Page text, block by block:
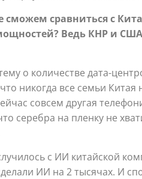
сравниться с
Ведь КНР и
о количестве дата-
никогда все семьи
совсем другая
серебра на пленку не
с ИИ китайской
ИИ на 2 тысячах. И